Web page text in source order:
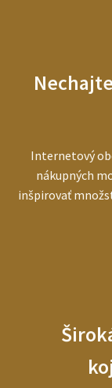
ľudí
Internetový
nákupných
inšpirovať